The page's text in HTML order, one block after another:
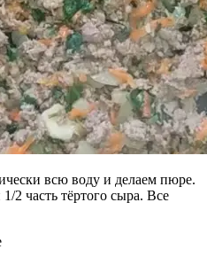
всю воду и делаем пюре.
2 часть тёртого сыра. Все